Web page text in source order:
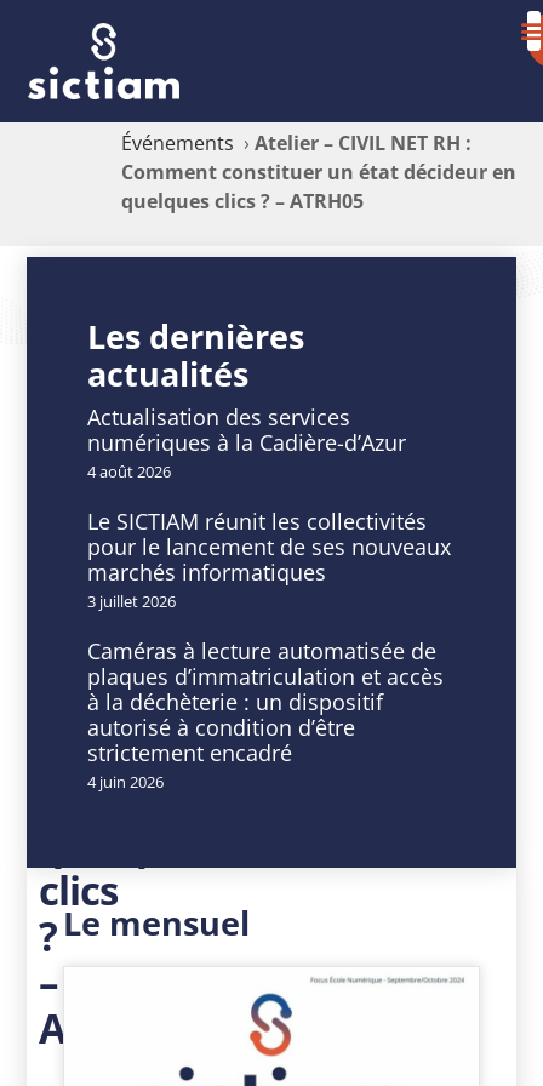
Événements › Atelier – CIVIL NET RH :
Comment constituer un état décideur en
quelques clics ? – ATRH05
CIVIL
NET
RH
Comment
constituer
un
état
décideur
en
clics
?
–
ATRH05
Les dernières
actualités
Actualisation des services
numériques à la Cadière-d’Azur
4 août 2026
Le SICTIAM réunit les collectivités
pour le lancement de ses nouveaux
marchés informatiques
3 juillet 2026
Caméras à lecture automatisée de
plaques d’immatriculation et accès
à la déchèterie : un dispositif
autorisé à condition d’être
strictement encadré
4 juin 2026
Le mensuel